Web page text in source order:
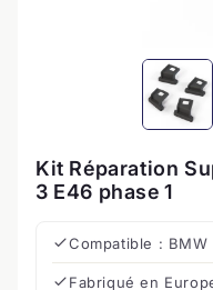
Kit Réparation
3 E46 phase 1
Compatible :
Fabriqué en